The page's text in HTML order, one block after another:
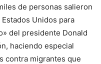
de personas salieron
Unidos para
del presidente Donald
haciendo especial
contra migrantes que